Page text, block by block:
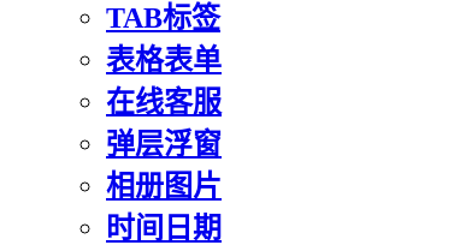
TAB标签
表格表单
在线客服
弹层浮窗
相册图片
时间日期